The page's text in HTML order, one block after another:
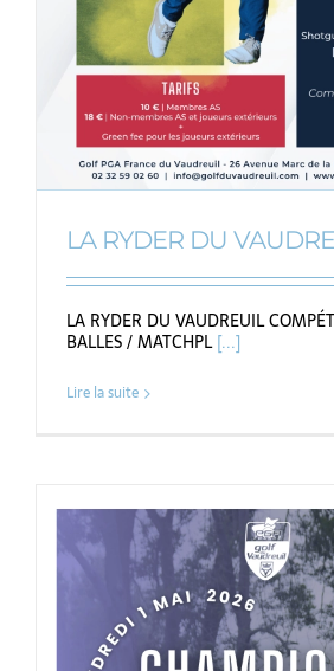
LA RYDER DU
LA RYDER DU VAUDREUIL
BALLES / MATCHPL[...]
Lire la suite